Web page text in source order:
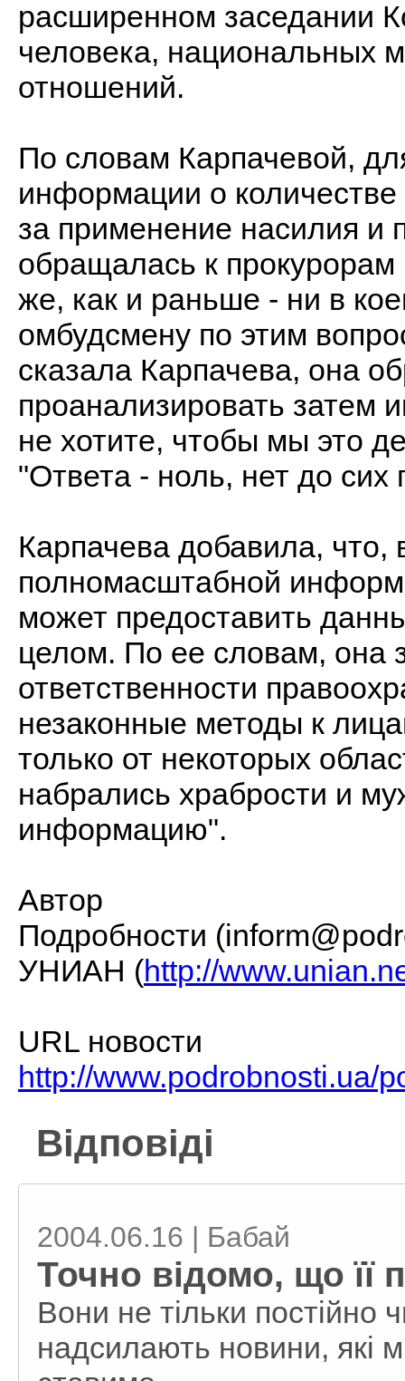
расширенном заседании
человека, национальных
отношений.
По словам Карпачевой,
информации о
за применение насилия и
обращалась к прокурорам
же, как и раньше - ни в
омбудсмену по этим
сказала Карпачева, она
проанализировать
не хотите, чтобы мы это
"Ответа - ноль, нет до сих
Карпачева добавила, что,
полномасштабной
может предоставить
целом. По ее словам, она
ответственности
незаконные методы к
только от некоторых
набрались храбрости и
информацию".
Автор
Подробности
УНИАН (http://
URL новости
http://www.podrobnosti.ua/
Відповіді
2004.06.16 | Бабай
Точно відомо, що її
Вони не тільки постійно
надсилають новини, які